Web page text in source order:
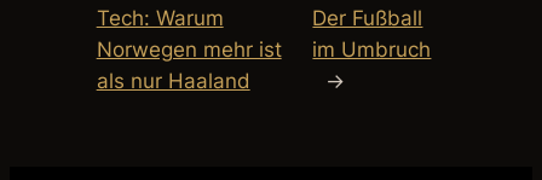
Tech: Warum
Norwegen mehr ist
als nur Haaland
Der Fußball
im Umbruch
→